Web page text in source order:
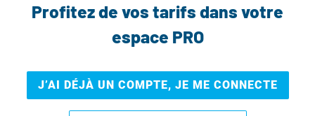
Profitez de vos tarifs dans votre
espace PRO
J’AI DÉJÀ UN COMPTE, JE ME CONNECTE